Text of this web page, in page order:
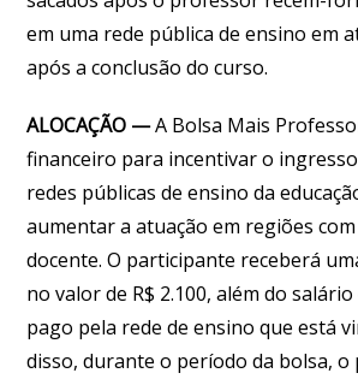
em uma rede pública de ensino em
após a conclusão do curso.
ALOCAÇÃO —A Bolsa Mais
financeiro para incentivar o
redes públicas de ensino da
aumentar a atuação em regiões
docente. O participante receberá
no valor de R$ 2.100, além do
pago pela rede de ensino que está
disso, durante o período da bolsa,